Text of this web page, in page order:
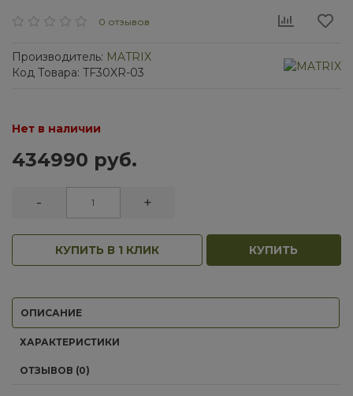
0 отзывов
Производитель: MATRIX
Код Товара: TF30XR-03
Нет в наличии
434990 руб.
- +
КУПИТЬ В 1 КЛИК КУПИТЬ
ОПИСАНИЕ
ХАРАКТЕРИСТИКИ
ОТЗЫВОВ (0)